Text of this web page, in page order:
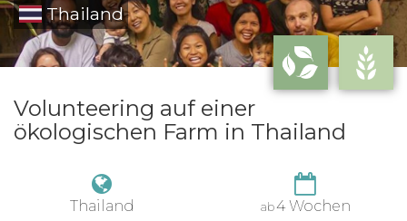
Thailand
Volunteering auf einer
ökologischen Farm in Thailand
Thailand ab4 Wochen